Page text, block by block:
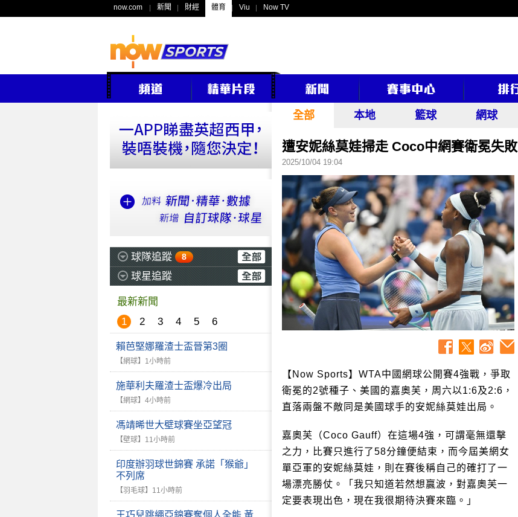
now.com 新聞 財經 體育 Viu Now TV
球隊追蹤 8
球星追蹤
最新新聞
1
2 3 4 5 6
賴芭堅娜羅渣士盃晉第3圈
【網球】 1小時前
施華利夫羅渣士盃爆冷出局
【網球】 4小時前
馮靖晞世大壁球賽坐亞望冠
【壁球】 11小時前
印度辦羽球世錦賽 承諾「猴爺」
不列席
【羽毛球】 11小時前
王巧兒跳繩亞錦賽奪個人全能 黃
全部 本地 籃球 網球
遭安妮絲莫娃掃走 Coco中網賽衛冕失敗
2025/10/04 19:04
【Now Sports】WTA中國網球公開賽4強戰，爭取
衛冕的2號種子、美國的嘉奧芙，周六以1:6及2:6，
直落兩盤不敵同是美國球手的安妮絲莫娃出局。
嘉奧芙（Coco Gauff）在這場4強，可謂毫無還擊
之力，比賽只進行了58分鐘便結束，而今屆美網女
單亞軍的安妮絲莫娃，則在賽後稱自己的確打了一
場漂亮勝仗。「我只知道若然想贏波，對嘉奧芙一
定要表現出色，現在我很期待決賽來臨。」